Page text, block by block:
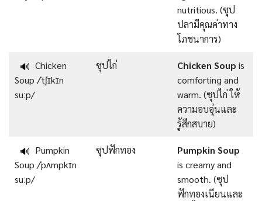
nutritious. (ซุป
ปลามีคุณค่าทาง
โภชนาการ)
🔊 Chicken
Soup /ˈtʃɪkɪn
suːp/
ซุปไก่ Chicken Soup is
comforting and
warm. (ซุปไก่ ให้
ความอบอุ่นและ
รู้สึกสบาย)
🔊 Pumpkin
Soup /ˈpʌmpkɪn
suːp/
ซุปฟักทอง
Pumpkin Soup
is creamy and
smooth. (ซุป
ฟักทองเนียนและ